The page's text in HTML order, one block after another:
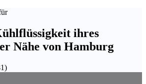
ihres
Nähe von Hamburg
)